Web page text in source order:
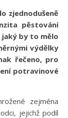
zjednodušeně
pěstování
jaký by to mělo
výdělky
řečeno, pro
potravinové
zejména
jejichž podíl